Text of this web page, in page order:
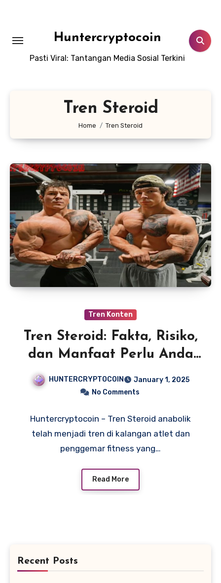
Huntercryptocoin
Pasti Viral: Tantangan Media Sosial Terkini
Tren Steroid
Home Tren Steroid
Tren Konten
Tren Steroid: Fakta, Risiko,
dan Manfaat Perlu Anda
HUNTERCRYPTOCOIN
January 1, 2025
No Comments
Huntercryptocoin – Tren Steroid anabolik
telah menjadi tren di kalangan atlet dan
penggemar fitness yang…
Read More
Recent Posts